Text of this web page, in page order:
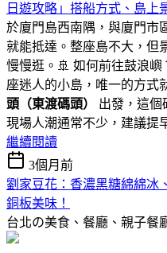
日遊攻略」搭船方式、島上
於廈門島西南隅，與廈門市
就能抵達。整座島不大，但
慢慢逛。🚢 如何前往鼓浪
座迷人的小島，唯一的方式
頭（東渡碼頭）
出發，這個
現場人潮通常不少，建議提
繼續閱讀
3個月前
劉家豆花：香濃黑糖綿綿冰
銅板美味！
台北の美食、餐廳、親子餐